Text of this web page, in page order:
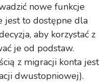
nowe funkcje
jest to dostępne dla
aby korzystać z
je od podstaw.
z migracji konta jest
dwustopniowej).